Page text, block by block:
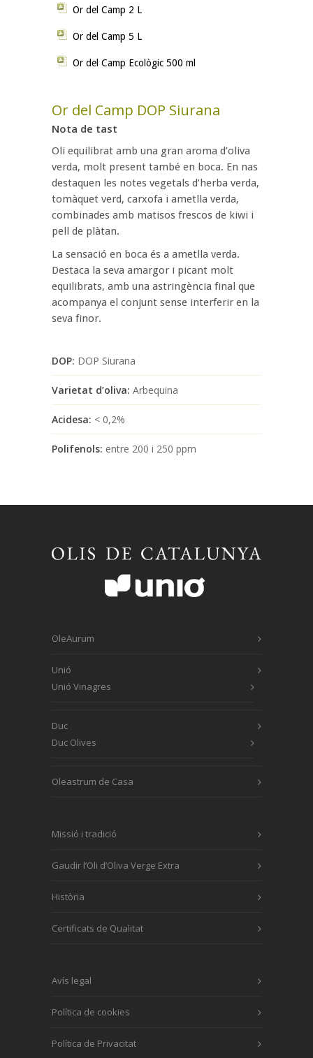
Or del Camp 2 L
Or del Camp 5 L
Or del Camp Ecològic 500 ml
Or del Camp DOP Siurana
Nota de tast
Oli equilibrat amb una gran aroma d’oliva
verda, molt present també en boca. En nas
destaquen les notes vegetals d’herba verda,
tomàquet verd, carxofa i ametlla verda,
combinades amb matisos frescos de kiwi i
pell de plàtan.
La sensació en boca és a ametlla verda.
Destaca la seva amargor i picant molt
equilibrats, amb una astringència final que
acompanya el conjunt sense interferir en la
seva finor.
DOP: DOP Siurana
Varietat d’oliva: Arbequina
Acidesa: < 0,2%
Polifenols: entre 200 i 250 ppm
OleAurum
Unió
Unió Vinagres
Duc
Duc Olives
Oleastrum de Casa
Missió i tradició
Gaudir l’Oli d’Oliva Verge Extra
Història
Certificats de Qualitat
Avís legal
Política de cookies
Política de Privacitat